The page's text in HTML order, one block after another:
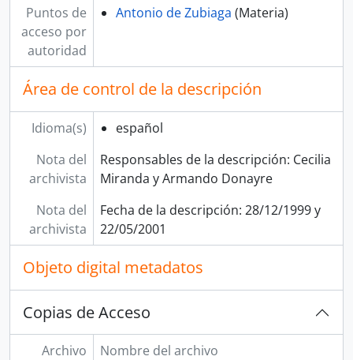
Puntos de
acceso por
autoridad
Antonio de Zubiaga (Materia)
Área de control de la descripción
Idioma(s)
español
Nota del
archivista
Responsables de la descripción: Cecilia
Miranda y Armando Donayre
Nota del
archivista
Fecha de la descripción: 28/12/1999 y
22/05/2001
Objeto digital metadatos
Copias de Acceso
Archivo
Nombre del archivo